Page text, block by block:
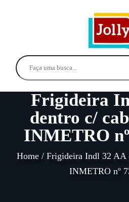
Frigideira
dentro c/
INMETRO
Home / Frigideira Indl 32 AA
INMETRO nº